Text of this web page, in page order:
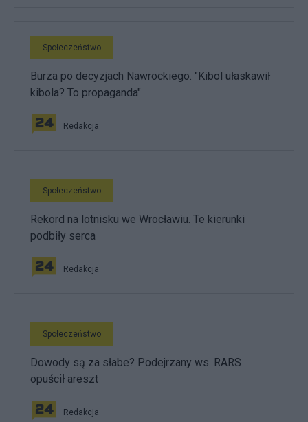
Społeczeństwo
Burza po decyzjach Nawrockiego. "Kibol ułaskawił
kibola? To propaganda"
Redakcja
Społeczeństwo
Rekord na lotnisku we Wrocławiu. Te kierunki
podbiły serca
Redakcja
Społeczeństwo
Dowody są za słabe? Podejrzany ws. RARS
opuścił areszt
Redakcja